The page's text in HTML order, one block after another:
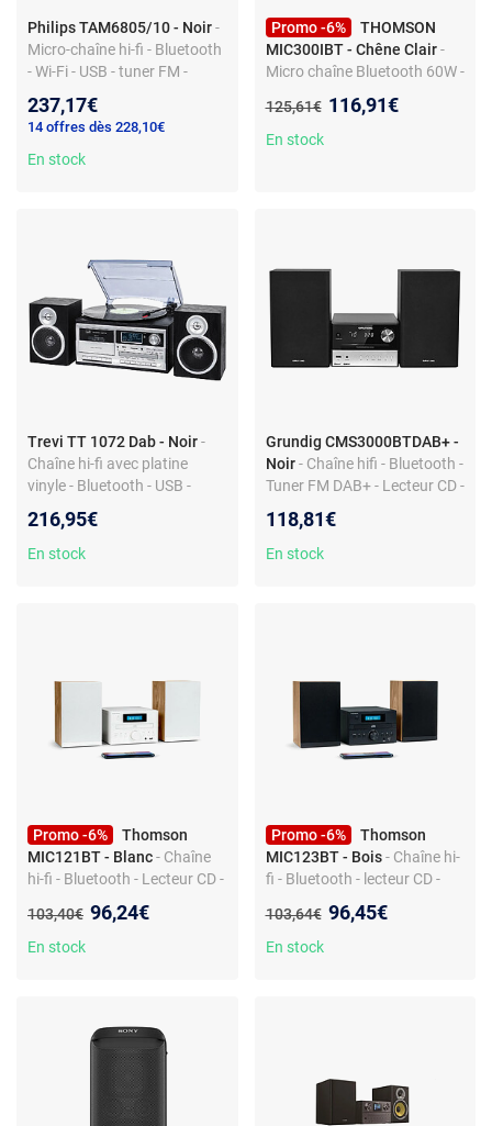
Philips TAM6805/10 - Noir-
Micro-chaîne hi-fi - Bluetooth
- Wi-Fi - USB - tuner FM -
237,17€
14 offres dès 228,10€
En stock
Promo -6%
THOMSON
MIC300IBT - Chêne Clair -
Micro chaîne Bluetooth 60W -
Chargement sans fil - Lecture
CD/MP3/USB
Ancien prix :
125,61€ Nouveau prix :
116,91€
En stock
Trevi TT 1072 Dab - Noir-
Chaîne hi-fi avec platine
vinyle - Bluetooth - USB -
télécommande
216,95€
En stock
Grundig CMS3000BTDAB+ -
Noir - Chaîne hifi - Bluetooth -
Tuner FM DAB+ - Lecteur CD -
118,81€
En stock
Promo -6%
Thomson
MIC121BT - Blanc- Chaîne
hi-fi - Bluetooth - Lecteur CD -
Télécommande
Ancien prix :
103,40€ Nouveau prix :
96,24€
En stock
Promo -6%
Thomson
MIC123BT - Bois - Chaîne hi-
fi - Bluetooth - lecteur CD -
auxiliaire - télécommande
Ancien prix :
103,64€ Nouveau prix :
96,45€
En stock